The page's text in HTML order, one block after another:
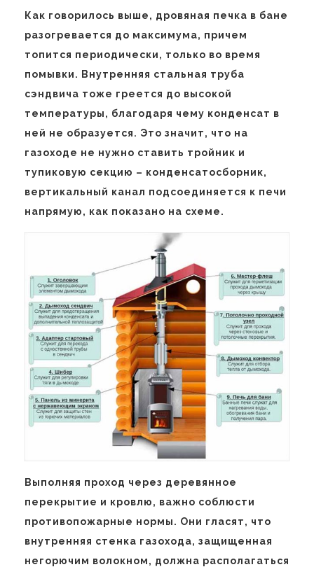
Как говорилось выше, дровяная печка в бане
разогревается до максимума, причем
топится периодически, только во время
помывки. Внутренняя стальная труба
сэндвича тоже греется до высокой
температуры, благодаря чему конденсат в
ней не образуется. Это значит, что на
газоходе не нужно ставить тройник и
тупиковую секцию – конденсатосборник,
вертикальный канал подсоединяется к печи
напрямую, как показано на схеме.
Выполняя проход через деревянное
перекрытие и кровлю, важно соблюсти
противопожарные нормы. Они гласят, что
внутренняя стенка газохода, защищенная
негорючим волокном, должна располагаться